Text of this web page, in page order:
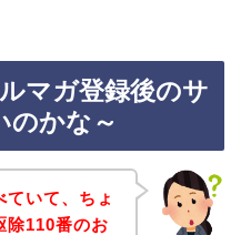
マガ登録後のサ
のかな～
いて、ちょ
除110番のお